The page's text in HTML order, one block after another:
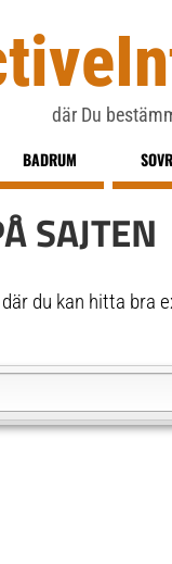
där Du
BADRUM
SAJTEN
du kan hitta bra